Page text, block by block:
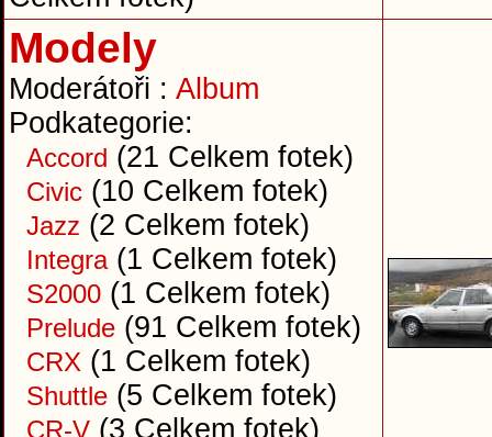
Modely
Moderátoři : Album
Podkategorie:
Accord (21 Celkem fotek)
Civic (10 Celkem fotek)
Jazz (2 Celkem fotek)
Integra(1 Celkem fotek)
S2000 (1 Celkem fotek)
Prelude (91 Celkem fotek)
CRX (1 Celkem fotek)
Shuttle (5 Celkem fotek)
CR-V (3 Celkem fotek)